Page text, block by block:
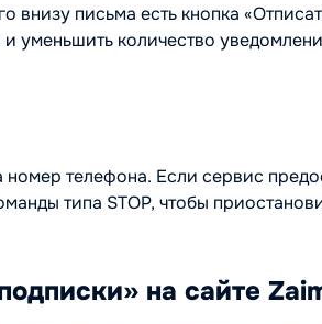
внизу письма есть кнопка
уменьшить количество
телефона. Если сервис
типа STOP, чтобы
на сайте